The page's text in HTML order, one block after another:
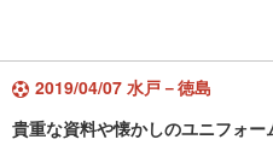
2019/04/07 水戸－徳島
貴重な資料や懐かしのユニフォー